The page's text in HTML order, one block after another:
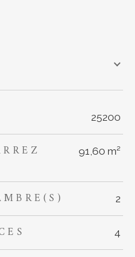
TRAD_ZEPHYR_Valeurs
25200
91,60 m²
2
4